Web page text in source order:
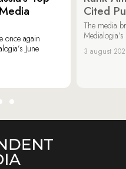
once again
June
Cited
The media
3 august